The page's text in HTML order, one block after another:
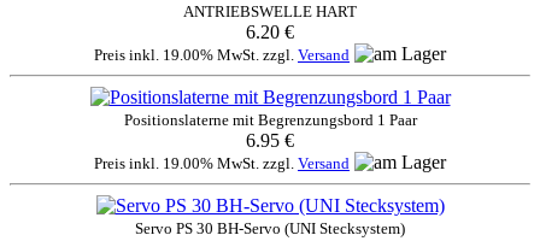
ANTRIEBSWELLE HART
6.20 €
Preis inkl. 19.00% MwSt. zzgl. Versand
Positionslaterne mit Begrenzungsbord 1 Paar
6.95 €
Preis inkl. 19.00% MwSt. zzgl. Versand
Servo PS 30 BH-Servo (UNI Stecksystem)